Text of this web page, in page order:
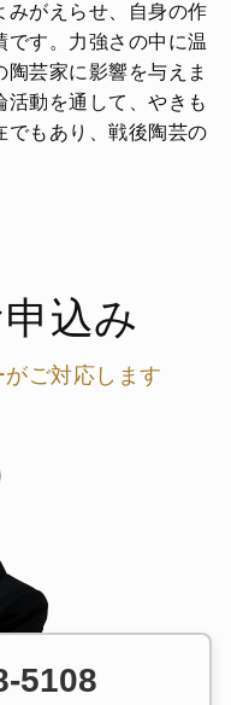
みがえらせ、自身の作
です。力強さの中に温
芸家に影響を与えま
活動を通して、やきも
でもあり、戦後陶芸の
込み
ご対応します
5108